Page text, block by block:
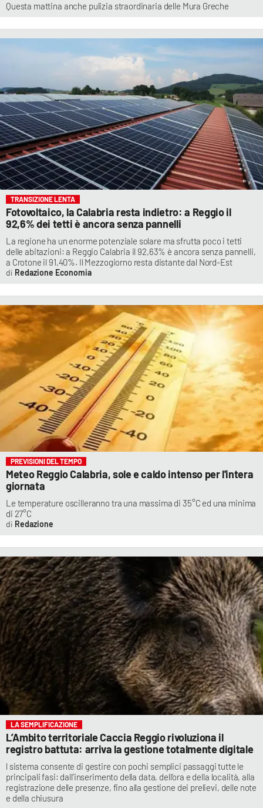
Questa mattina anche pulizia straordinaria delle Mura Greche
TRANSIZIONE LENTA
Fotovoltaico, la Calabria resta indietro: a Reggio il
92,6% dei tetti è ancora senza pannelli
La regione ha un enorme potenziale solare ma sfrutta poco i tetti
delle abitazioni: a Reggio Calabria il 92,63% è ancora senza pannelli,
a Crotone il 91,40%. Il Mezzogiorno resta distante dal Nord-Est
Redazione Economia
PREVISIONI DEL TEMPO
Meteo Reggio Calabria, sole e caldo intenso per l'intera
giornata
Le temperature oscilleranno tra una massima di 35°C ed una minima
di 27°C
Redazione
LA SEMPLIFICAZIONE
L’Ambito territoriale Caccia Reggio rivoluziona il
registro battuta: arriva la gestione totalmente digitale
l sistema consente di gestire con pochi semplici passaggi tutte le
principali fasi: dall’inserimento della data, dell’ora e della località, alla
registrazione delle presenze, fino alla gestione dei prelievi, delle note
e della chiusura